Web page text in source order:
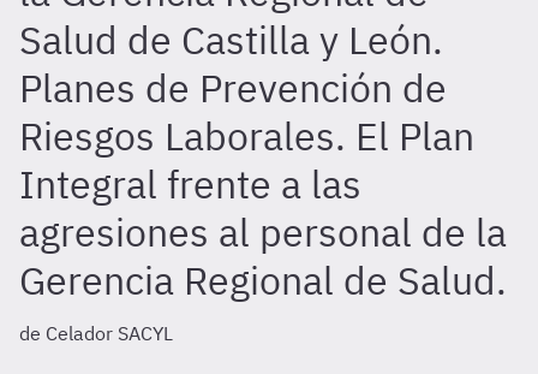
Salud de Castilla y León.
Planes de Prevención de
Riesgos Laborales. El Plan
Integral frente a las
agresiones al personal de la
Gerencia Regional de Salud.
de Celador SACYL